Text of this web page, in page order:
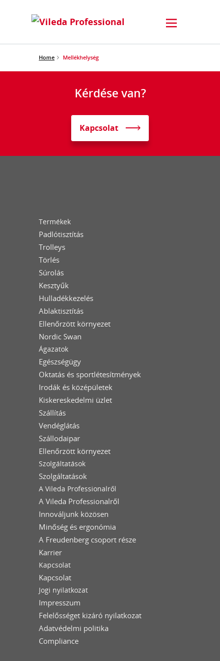
Home Mellékhelység
Kérdése van?
Kapcsolat
Termékek
Padlótisztítás
Trolleys
Törlés
Súrolás
Kesztyűk
Hulladékkezelés
Ablaktisztítás
Ellenőrzött környezet
Nordic Swan
Ágazatok
Egészségügy
Oktatás és sportlétesítmények
Irodák és középületek
Kiskereskedelmi üzlet
Szállítás
Vendéglátás
Szállodaipar
Ellenőrzött környezet
Szolgáltatások
Szolgáltatások
A Vileda Professionalről
A Vileda Professionalről
Innováljunk közösen
Minőség és ergonómia
A Freudenberg csoport része
Karrier
Kapcsolat
Kapcsolat
Jogi nyilatkozat
Impresszum
Felelősséget kizáró nyilatkozat
Adatvédelmi politika
Compliance